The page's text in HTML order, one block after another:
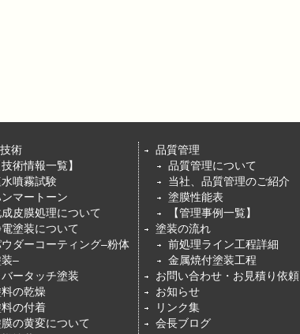
術
技術情報一覧】
噴霧試験
マートーン
皮膜処理について
塗装について
ダーコーティング–粉体
–
バータッチ塗装
の乾燥
の付着
の黄変について
品質管理
品質管理について
当社、品質管理のご紹介
塗膜性能表
【管理事例一覧】
塗装の流れ
前処理ライン工程詳細
金属焼付塗装工程
お問い合わせ・お見積り依頼
お知らせ
リンク集
会長ブログ